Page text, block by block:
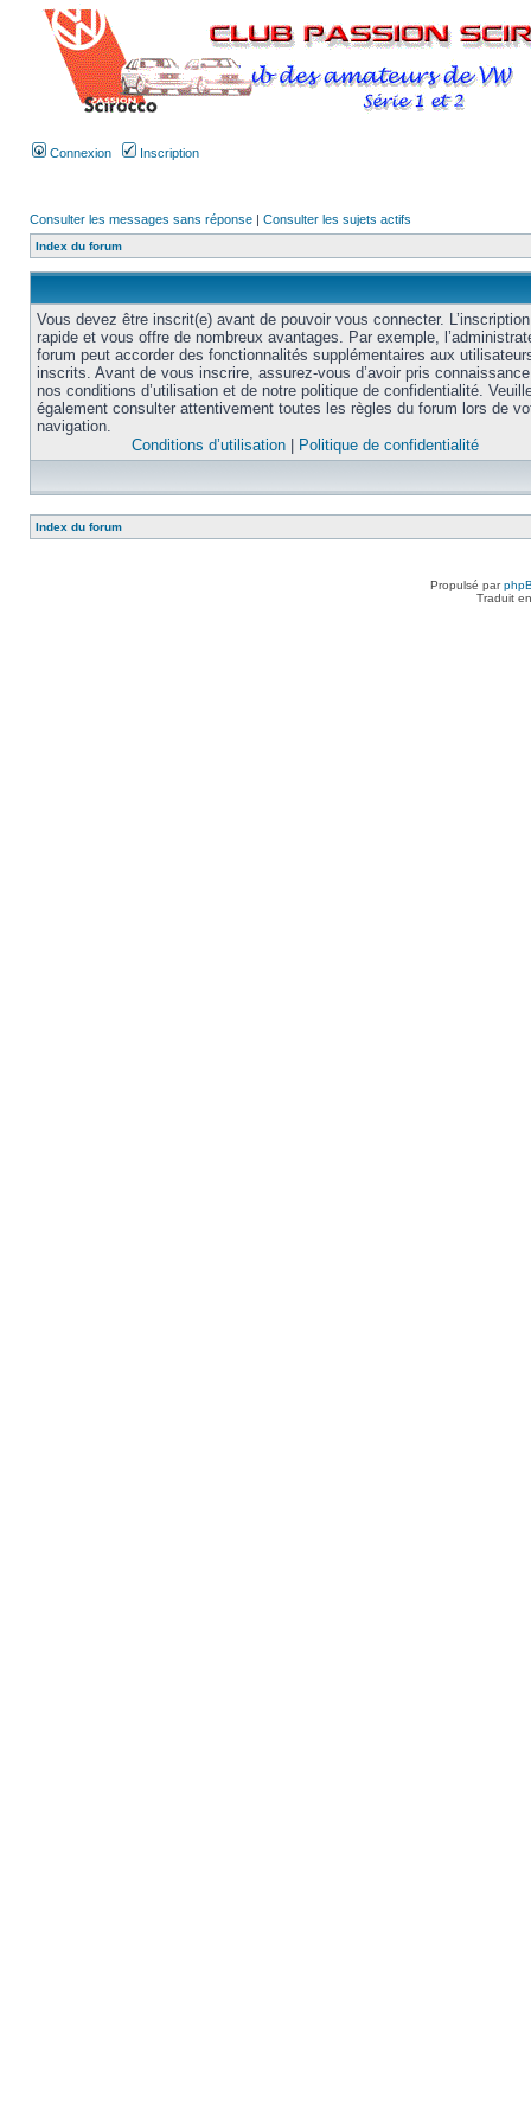
Connexion Inscription
Consulter les messages sans réponse | Consulter les sujets actifs
Index du forum
Vous devez être inscrit(e) avant de pouvoir vous connecter.
rapide et vous offre de nombreux avantages. Par exemple,
forum peut accorder des fonctionnalités supplémentaires aux
inscrits. Avant de vous inscrire, assurez-vous d’avoir pris
nos conditions d’utilisation et de notre politique de confidentialité.
également consulter attentivement toutes les règles du forum lors de
navigation.
Conditions d’utilisation
Politique de confidentialité
Index du forum
Propulsé par
Traduit